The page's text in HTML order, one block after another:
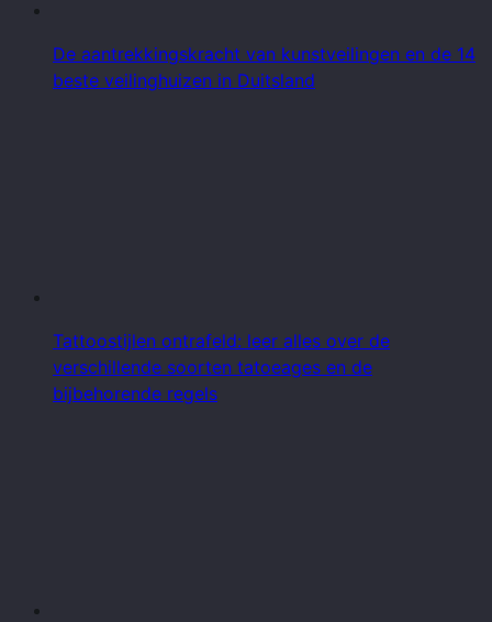
De aantrekkingskracht van kunstveilingen en de 14
beste veilinghuizen in Duitsland
Tattoostijlen ontrafeld: leer alles over de
verschillende soorten tatoeages en de
bijbehorende regels